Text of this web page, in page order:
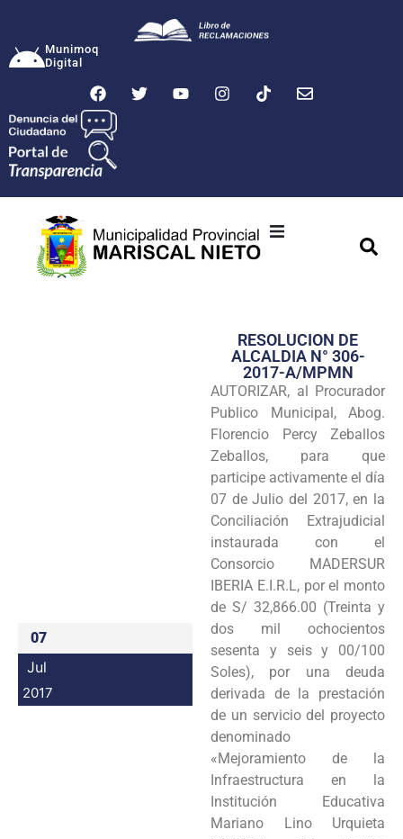
Munimoq
Digital
Transparencia
Seguridad
Programas
Intranet
07
Jul
2017
RESOLUCION DE
ALCALDIA N° 306-
2017-A/MPMN
AUTORIZAR, al Procurador
Publico Municipal, Abog.
Florencio Percy Zeballos
Zeballos, para que
participe activamente el día
07 de Julio del 2017, en la
Conciliación Extrajudicial
instaurada con el
Consorcio MADERSUR
IBERIA E.I.R.L, por el monto
de S/ 32,866.00 (Treinta y
dos mil ochocientos
sesenta y seis y 00/100
Soles), por una deuda
derivada de la prestación
de un servicio del proyecto
denominado
«Mejoramiento de la
Infraestructura en la
Institución Educativa
Mariano Lino Urquieta